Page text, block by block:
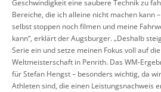
Geschwindigkeit eine saubere Technik zu
Bereiche, die ich alleine nicht machen kann
selbst stoppen noch filmen und meine
kann“, erklärt der Augsburger. „Deshalb
Serie ein und setze meinen Fokus voll auf
Weltmeisterschaft in Penrith. Das WM-
für Stefan Hengst – besonders wichtig, da
Athleten sind, die einen Leistungsnachweis